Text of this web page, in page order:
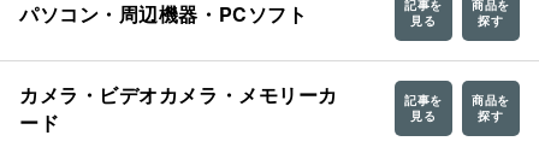
パソコン・周辺機器・PCソフト
記事を
見る
商品を
探す
カメラ・ビデオカメラ・メモリーカ
ード
記事を
見る
商品を
探す